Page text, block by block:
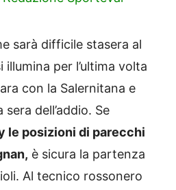
sarà difficile stasera al
per l’ultima volta
con la Salernitana e
dell’addio. Se
le posizioni di parecchi
è sicura la partenza
Al tecnico rossonero